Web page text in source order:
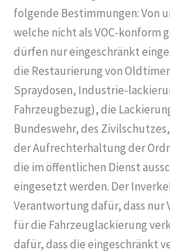
folgende Bestimmungen: Von
welche nicht als VOC-konform
dürfen nur eingeschränkt
die Restaurierung von
Spraydosen, Industrie-
Fahrzeugbezug), die
Bundeswehr, des
der Aufrechterhaltung der
die im öffentlichen Dienst
eingesetzt werden. Der
Verantwortung dafür, dass nur
für die Fahrzeuglackierung
dafür, dass die eingeschränkt